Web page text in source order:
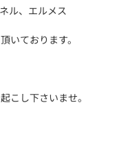
ル、エルメス
いております。
こし下さいませ。